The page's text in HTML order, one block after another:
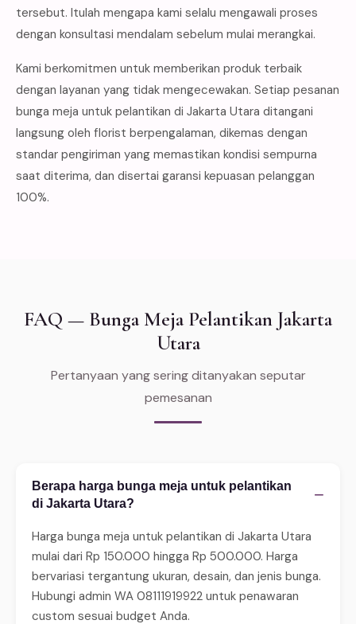
tersebut. Itulah mengapa kami selalu mengawali proses
dengan konsultasi mendalam sebelum mulai merangkai.
Kami berkomitmen untuk memberikan produk terbaik
dengan layanan yang tidak mengecewakan. Setiap pesanan
bunga meja untuk pelantikan di Jakarta Utara ditangani
langsung oleh florist berpengalaman, dikemas dengan
standar pengiriman yang memastikan kondisi sempurna
saat diterima, dan disertai garansi kepuasan pelanggan
100%.
FAQ — Bunga Meja Pelantikan Jakarta
Utara
Pertanyaan yang sering ditanyakan seputar
pemesanan
Berapa harga bunga meja untuk pelantikan
di Jakarta Utara?
−
Harga bunga meja untuk pelantikan di Jakarta Utara
mulai dari Rp 150.000 hingga Rp 500.000. Harga
bervariasi tergantung ukuran, desain, dan jenis bunga.
Hubungi admin WA 08111919922 untuk penawaran
custom sesuai budget Anda.